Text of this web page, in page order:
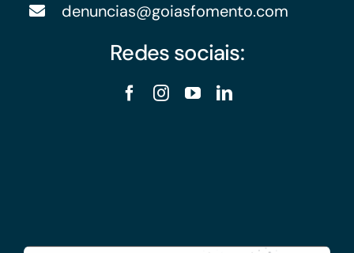
denuncias@goiasfomento.com
Redes sociais: